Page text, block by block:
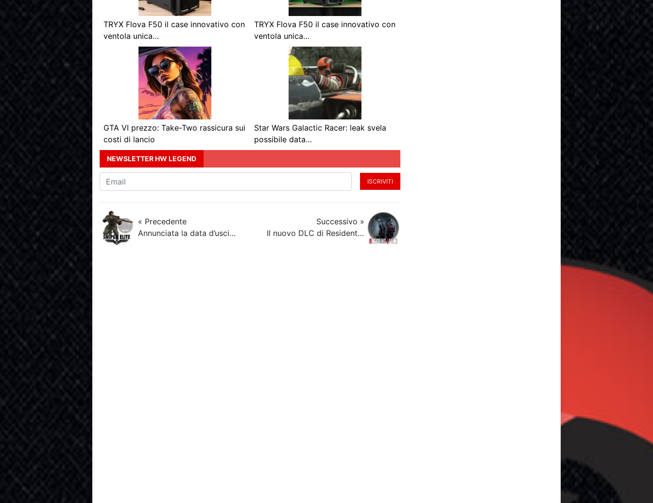
TRYX Flova F50 il case innovativo con
ventola unica…
TRYX Flova F50 il case innovativo con
ventola unica…
GTA VI prezzo: Take-Two rassicura sui
costi di lancio
Star Wars Galactic Racer: leak svela
possibile data…
NEWSLETTER HW LEGEND
ISCRIVITI
« Precedente
Annunciata la data d’uscita di Sniper Elite V2 Remastered
Successivo »
Il nuovo DLC di Resident Evil 2 Remake permette di sbloccare tutte le ricompense in-game